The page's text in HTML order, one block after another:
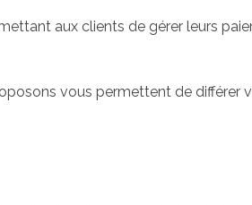
aux clients de gérer leurs
vous permettent de différer